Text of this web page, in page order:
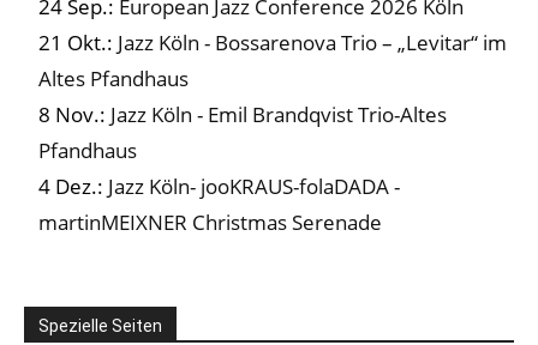
24 Sep.: European Jazz Conference 2026 Köln
21 Okt.: Jazz Köln - Bossarenova Trio – „Levitar“ im
Altes Pfandhaus
8 Nov.: Jazz Köln - Emil Brandqvist Trio-Altes
Pfandhaus
4 Dez.: Jazz Köln- jooKRAUS-folaDADA -
martinMEIXNER Christmas Serenade
Spezielle Seiten